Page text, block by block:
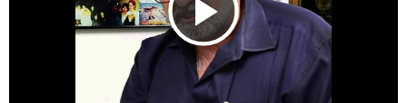
Play Video